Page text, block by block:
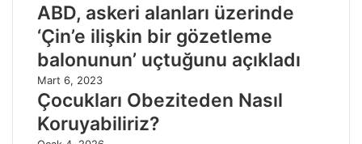
ABD, askeri alanları üzerinde
‘Çin’e ilişkin bir gözetleme
balonunun’ uçtuğunu açıkladı
Mart 6, 2023
Çocukları Obeziteden Nasıl
Koruyabiliriz?